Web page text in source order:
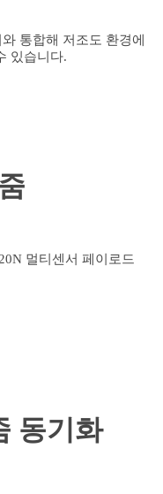
통합해 저조도 환경에
있습니다.
동기화